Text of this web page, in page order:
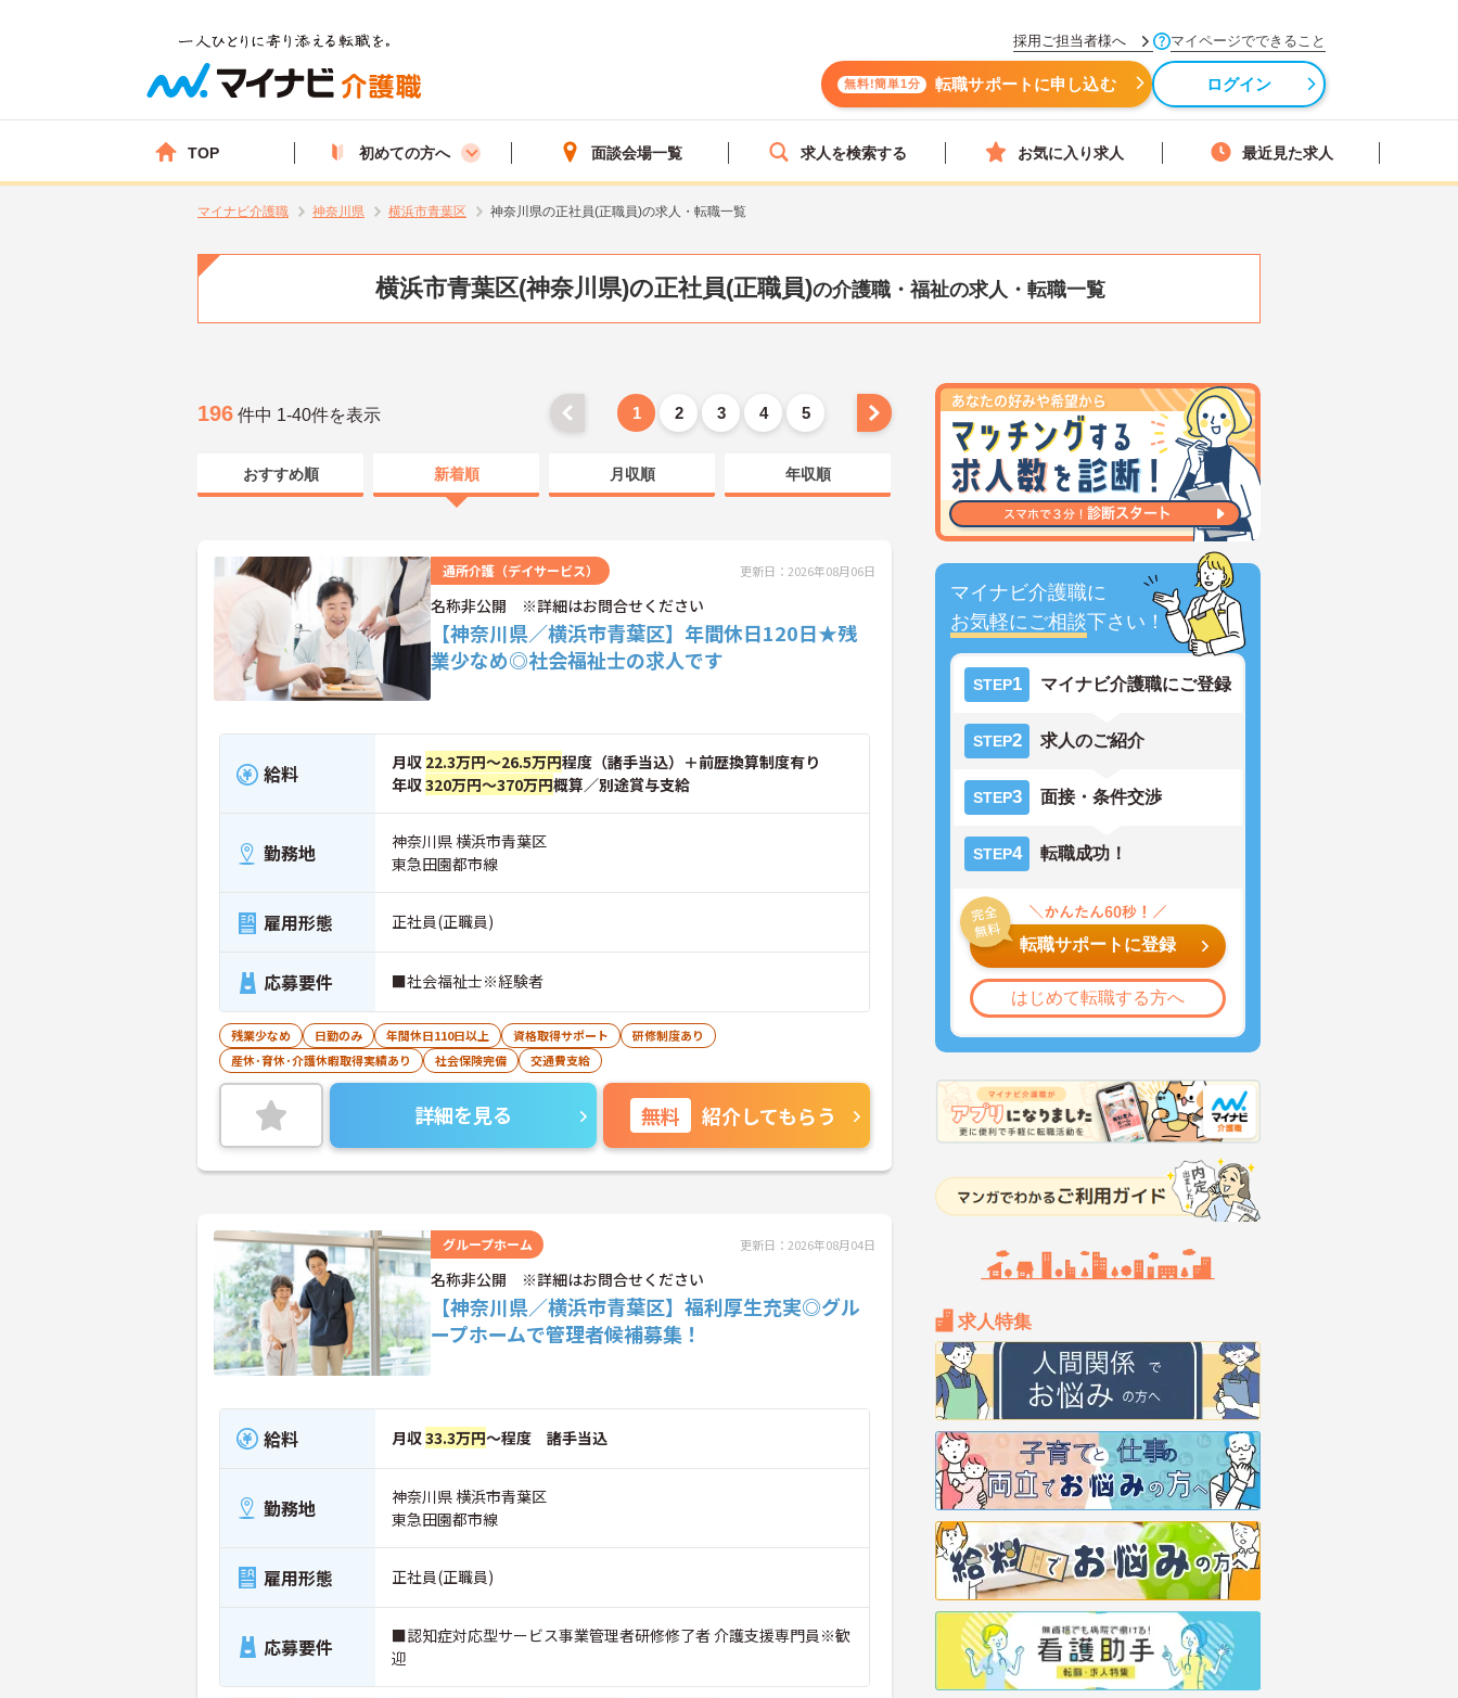
採用ご担当者様へ マイページでできること
無料!簡単1分 転職サポートに申し込む ログイン
TOP 初めての方へ 面談会場一覧 求人を検索する お気に入り求人 最近見た求人
マイナビ介護職 神奈川県 横浜市青葉区 神奈川県の正社員(正職員)の求人・転職一覧
横浜市青葉区(神奈川県)の正社員(正職員)の介護職・福祉の求人・転職一覧
マイナビ介護職に
お気軽にご相談下さい！
STEP1 マイナビ介護職にご登録
STEP2 求人のご紹介
STEP3 面接・条件交渉
STEP4 転職成功！
転職サポートに登録
はじめて転職する方へ
求人特集
196 件中 1-40件を表示 1 2 3 4 5
おすすめ順 新着順 月収順 年収順
通所介護（デイサービス） 更新日：2026年08月06日
名称非公開 ※詳細はお問合せください
【神奈川県／横浜市青葉区】年間休日120日★残
業少なめ◎社会福祉士の求人です
給料 月収 22.3万円～26.5万円程度（諸手当込）＋前歴換算制度有り
年収320万円～370万円概算／別途賞与支給
勤務地
神奈川県 横浜市青葉区
東急田園都市線
雇用形態 正社員(正職員)
応募要件 ■社会福祉士※経験者
残業少なめ 日勤のみ 年間休日110日以上 資格取得サポート
研修制度あり
産休･育休･介護休暇取得実績あり
社会保険完備 交通費支給
詳細を見る 無料 紹介してもらう
グループホーム 更新日：2026年08月04日
名称非公開 ※詳細はお問合せください
【神奈川県／横浜市青葉区】福利厚生充実◎グル
ープホームで管理者候補募集！
給料 月収33.3万円～程度 諸手当込
勤務地
神奈川県 横浜市青葉区
東急田園都市線
雇用形態 正社員(正職員)
応募要件
■認知症対応型サービス事業管理者研修修了者 介護支援専門員※歓
迎